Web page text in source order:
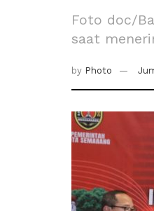
Foto doc/
saat
by Photo